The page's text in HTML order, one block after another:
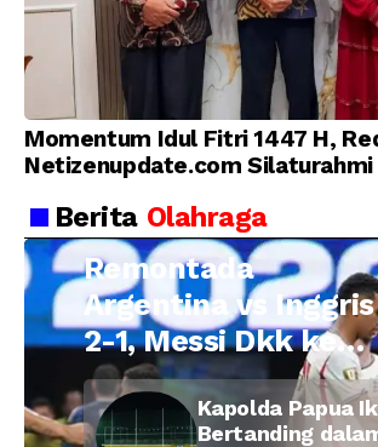
Momentum Idul Fitri 1447 H,
Netizenupdate.com Silaturahmi
Berita Olahraga
Remontada
Argentina vs Inggris
2-1, Messi Dkk ke
Final Piala Dunia
2026
Kapolda Papua
Bertanding